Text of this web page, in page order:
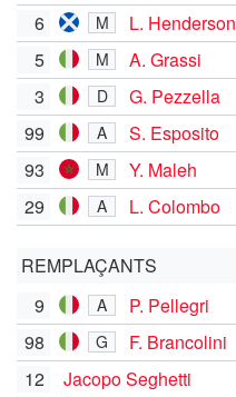
6
M L. Henderson
5 M A. Grassi
3 D
G. Pezzella
99
A S. Esposito
93 M
Y. Maleh
29
A L. Colombo
REMPLAÇANTS
9
A P. Pellegri
98 G
F. Brancolini
12
Jacopo Seghetti